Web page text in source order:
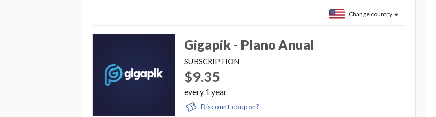
Change country
Gigapik - Plano Anual
SUBSCRIPTION
$9.35
every 1 year
Discount coupon?